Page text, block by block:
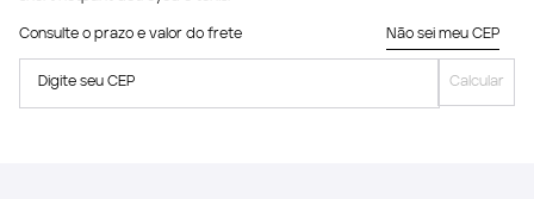
Consulte o prazo e valor do frete Não sei meu CEP
Digite seu CEP Calcular